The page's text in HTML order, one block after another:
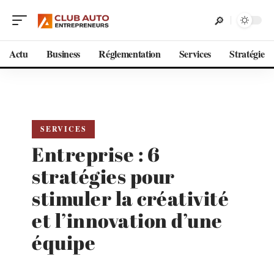
Actu Business Réglementation Services Stratégie
SERVICES
Entreprise : 6
stratégies pour
stimuler la créativité
et l’innovation d’une
équipe